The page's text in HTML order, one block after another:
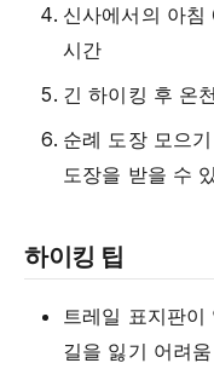
신사에서의 아
시간
긴 하이킹 후 온
순례 도장 모으
도장을 받을 수
하이킹 팁
트레일 표지판
길을 잃기 어려움